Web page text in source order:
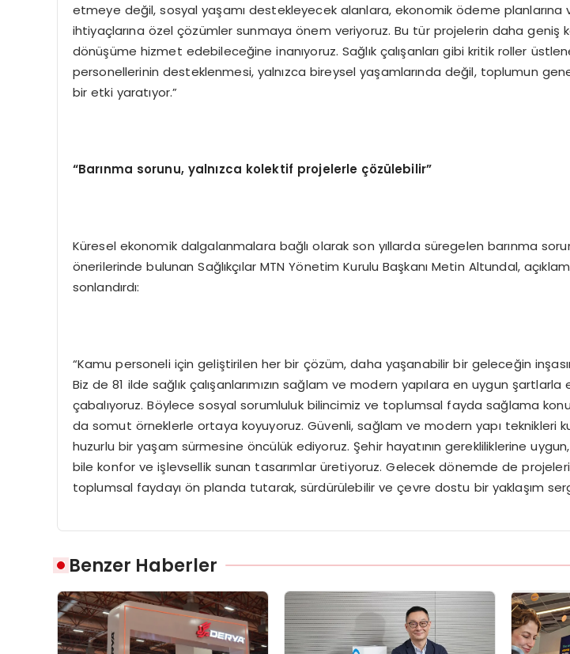
etmeye değil, sosyal yaşamı destekleyecek alanlara, ekonomik ödeme planlarına
ihtiyaçlarına özel çözümler sunmaya önem veriyoruz. Bu tür projelerin daha geniş
dönüşüme hizmet edebileceğine inanıyoruz. Sağlık çalışanları gibi kritik roller
personellerinin desteklenmesi, yalnızca bireysel yaşamlarında değil, toplumun
bir etki yaratıyor.”
“Barınma sorunu, yalnızca kolektif projelerle çözülebilir”
Küresel ekonomik dalgalanmalara bağlı olarak son yıllarda süregelen barınma
önerilerinde bulunan Sağlıkçılar MTN Yönetim Kurulu Başkanı Metin Altundal,
sonlandırdı:
“Kamu personeli için geliştirilen her bir çözüm, daha yaşanabilir bir geleceğin
Biz de 81 ilde sağlık çalışanlarımızın sağlam ve modern yapılara en uygun şartlarla
çabalıyoruz. Böylece sosyal sorumluluk bilincimiz ve toplumsal fayda sağlama
da somut örneklerle ortaya koyuyoruz. Güvenli, sağlam ve modern yapı teknikleri
huzurlu bir yaşam sürmesine öncülük ediyoruz. Şehir hayatının gerekliliklerine
bile konfor ve işlevsellik sunan tasarımlar üretiyoruz. Gelecek dönemde de
toplumsal faydayı ön planda tutarak, sürdürülebilir ve çevre dostu bir yaklaşım
Benzer Haberler